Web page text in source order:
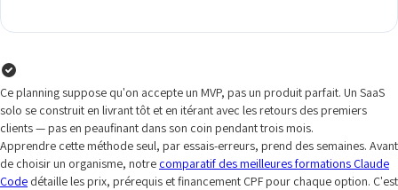
Ce planning suppose qu'on accepte un MVP, pas un produit parfait. Un SaaS
solo se construit en livrant tôt et en itérant avec les retours des premiers
clients — pas en peaufinant dans son coin pendant trois mois.
Apprendre cette méthode seul, par essais-erreurs, prend des semaines. Avant
de choisir un organisme, notre comparatif des meilleures formations Claude
Code détaille les prix, prérequis et financement CPF pour chaque option. C'est